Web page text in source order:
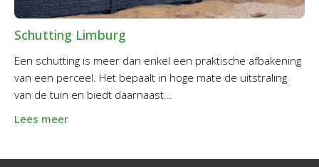
Schutting Limburg
Een schutting is meer dan enkel een praktische afbakening
van een perceel. Het bepaalt in hoge mate de uitstraling
van de tuin en biedt daarnaast...
Lees meer